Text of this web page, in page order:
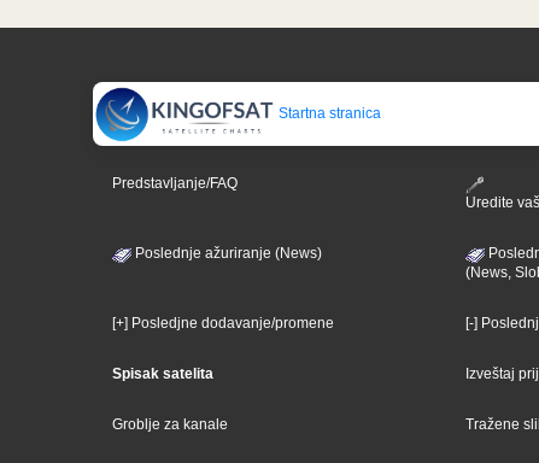
Startna stranica
Predstavljanje/FAQ
Uredite
Poslednje ažuriranje (News)
(News,
[+] Posledjne dodavanje/promene [-]
Spisak satelita Izveštaj
Groblje za kanale Tražene